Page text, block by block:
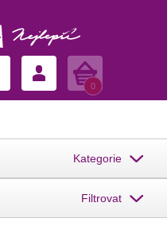
Košík
0
Kategorie
Filtrovat